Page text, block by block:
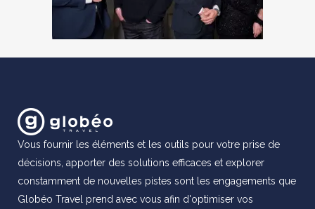
Vous fournir les éléments et les outils pour votre prise de
décisions, apporter des solutions efficaces et explorer
constamment de nouvelles pistes sont les engagements que
Globéo Travel prend avec vous afin d'optimiser vos